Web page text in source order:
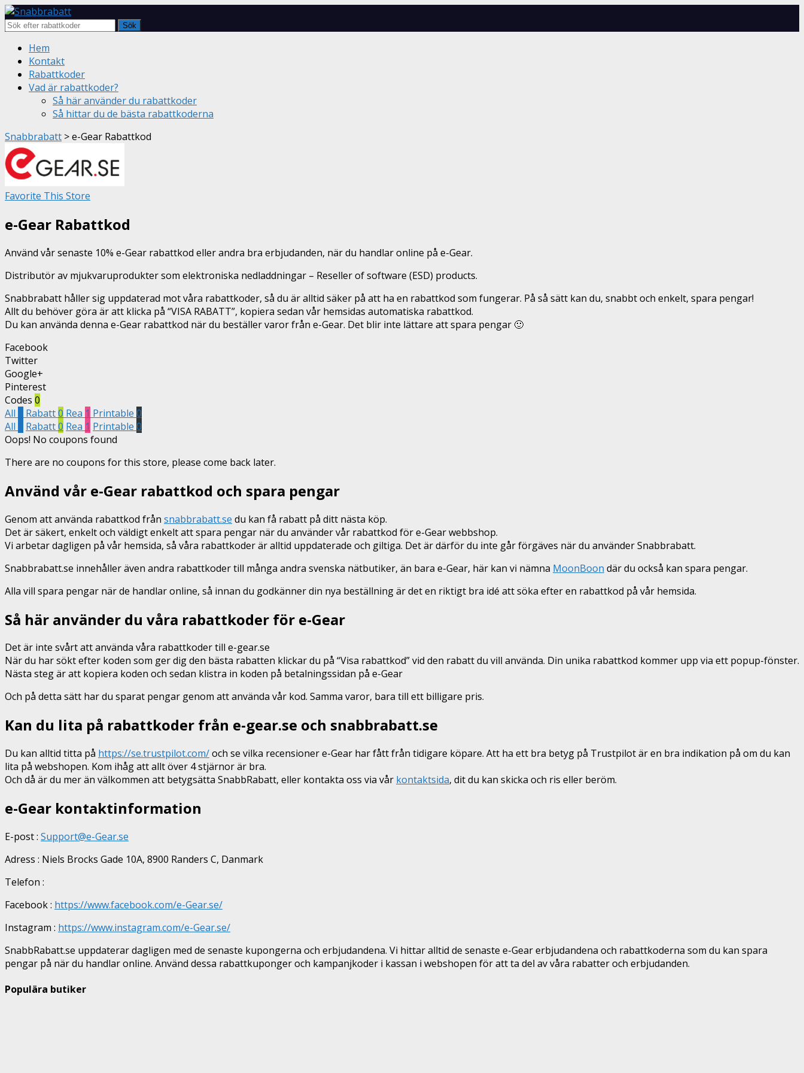
Sök
Skip
content
Hem
Kontakt
Rabattkoder
Vad är rabattkoder?
Så här använder du rabattkoder
Så hittar du de bästa rabattkoderna
Snabbrabatt >e-Gear Rabattkod
Favorite This Store
e-Gear Rabattkod
Använd vår senaste 10% e-Gear rabattkod eller andra bra erbjudanden, när du handlar online på e-Gear.
Distributör av mjukvaruprodukter som elektroniska nedladdningar – Reseller of software (ESD) products.
Snabbrabatt håller sig uppdaterad mot våra rabattkoder, så du är alltid säker på att ha en rabattkod som fungerar. På så sätt kan du, snabbt och enkelt, spara pengar!
Allt du behöver göra är att klicka på “VISA RABATT”, kopiera sedan vår hemsidas automatiska rabattkod.
Du kan använda denna e-Gear rabattkod när du beställer varor från e-Gear. Det blir inte lättare att spara pengar 🙂
Facebook
Twitter
Google+
Pinterest
Codes 0
All
Rabatt0 Rea 1 Printable 0
All
Rabatt0 Rea 1 Printable 0
Oops! No coupons found
There are no coupons for this store, please come back later.
Använd vår e-Gear rabattkod och spara pengar
Genom att använda rabattkod från snabbrabatt.se du kan få rabatt på ditt nästa köp.
Det är säkert, enkelt och väldigt enkelt att spara pengar när du använder vår rabattkod för e-Gear webbshop.
Vi arbetar dagligen på vår hemsida, så våra rabattkoder är alltid uppdaterade och giltiga. Det är därför du inte går förgäves när du använder Snabbrabatt.
Snabbrabatt.se innehåller även andra rabattkoder till många andra svenska nätbutiker, än bara e-Gear, här kan vi nämna MoonBoon där du också kan spara pengar.
Alla vill spara pengar när de handlar online, så innan du godkänner din nya beställning är det en riktigt bra idé att söka efter en rabattkod på vår hemsida.
Så här använder du våra rabattkoder för e-Gear
Det är inte svårt att använda våra rabattkoder till e-gear.se
När du har sökt efter koden som ger dig den bästa rabatten klickar du på “Visa rabattkod” vid den rabatt du vill använda. Din unika rabattkod kommer upp via ett popup-fönster.
Nästa steg är att kopiera koden och sedan klistra in koden på betalningssidan på e-Gear
Och på detta sätt har du sparat pengar genom att använda vår kod. Samma varor, bara till ett billigare pris.
Kan du lita på rabattkoder från e-gear.se och snabbrabatt.se
Du kan alltid titta på https://se.trustpilot.com/och se vilka recensioner e-Gear har fått från tidigare köpare. Att ha ett bra betyg på Trustpilot är en bra indikation på om du kan
lita på webshopen. Kom ihåg att allt över 4 stjärnor är bra.
Och då är du mer än välkommen att betygsätta SnabbRabatt, eller kontakta oss via vår kontaktsida, dit du kan skicka och ris eller beröm.
e-Gear kontaktinformation
E-post : Support@e-Gear.se
Adress : Niels Brocks Gade 10A, 8900 Randers C, Danmark
Telefon :
Facebook : https://www.facebook.com/e-Gear.se/
Instagram : https://www.instagram.com/e-Gear.se/
SnabbRabatt.se uppdaterar dagligen med de senaste kupongerna och erbjudandena. Vi hittar alltid de senaste e-Gear erbjudandena och rabattkoderna som du kan spara
pengar på när du handlar online. Använd dessa rabattkuponger och kampanjkoder i kassan i webshopen för att ta del av våra rabatter och erbjudanden.
Populära butiker